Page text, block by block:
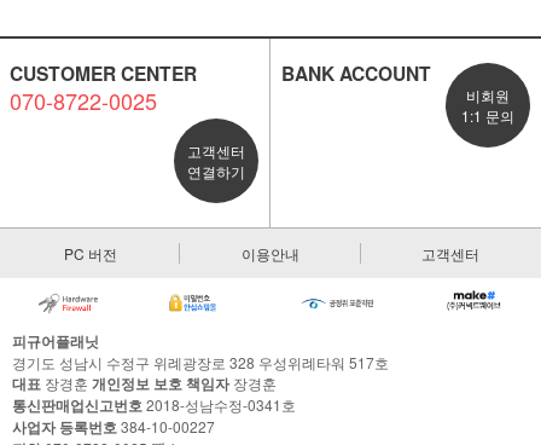
CUSTOMER CENTER
070-8722-0025
고객센터
연결하기
BANK ACCOUNT
비회원
1:1 문의
PC 버전 이용안내 고객센터
피규어플래닛
경기도 성남시 수정구 위례광장로 328 우성위례타워 517호
대표 장경훈 개인정보 보호 책임자장경훈
통신판매업신고번호2018-성남수정-0341호
사업자 등록번호384-10-00227